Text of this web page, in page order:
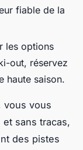
fiable de la
les options
out, réservez
haute saison.
vous vous
sans tracas,
des pistes